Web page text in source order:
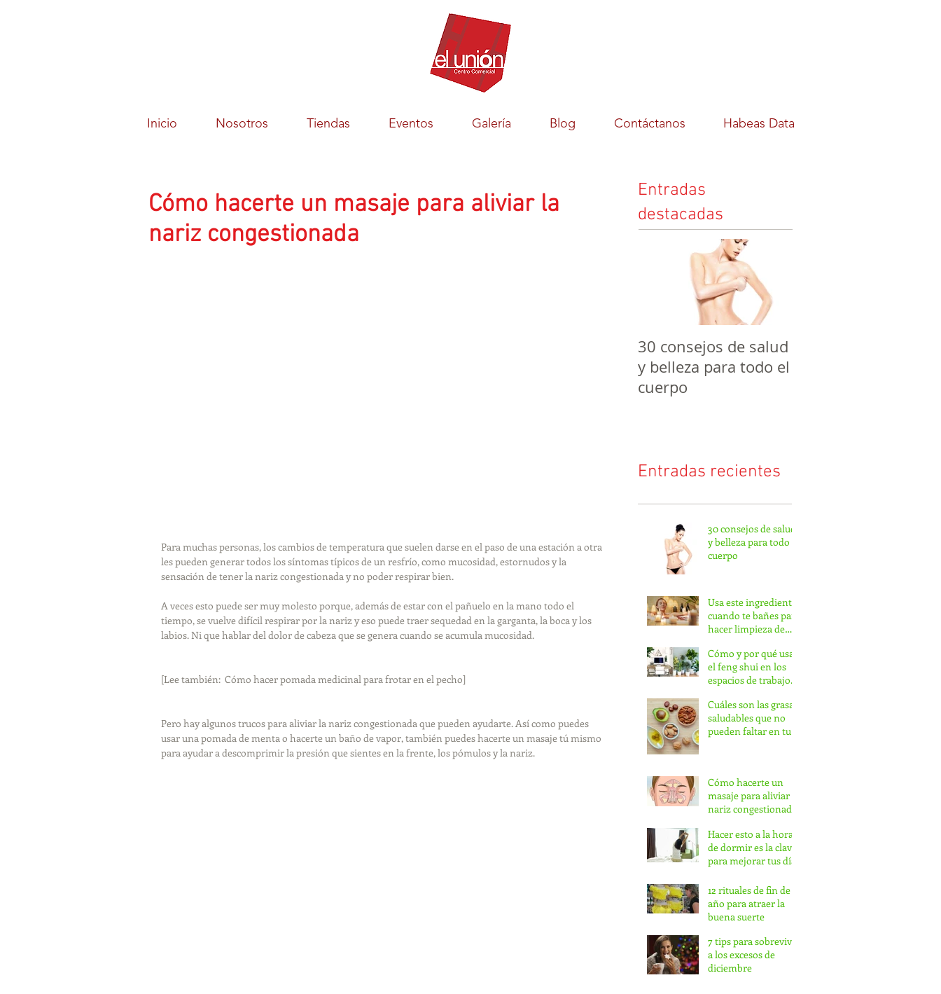
Inicio Nosotros Tiendas Eventos Galería Blog Contáctanos Habeas Data
Cómo hacerte un masaje para aliviar la
nariz congestionada
Para muchas personas, los cambios de temperatura que suelen darse en el paso de una estación a otra
les pueden generar todos los síntomas típicos de un resfrío, como mucosidad, estornudos y la
sensación de tener la nariz congestionada y no poder respirar bien.
A veces esto puede ser muy molesto porque, además de estar con el pañuelo en la mano todo el
tiempo, se vuelve difícil respirar por la nariz y eso puede traer sequedad en la garganta, la boca y los
labios. Ni que hablar del dolor de cabeza que se genera cuando se acumula mucosidad.
[Lee también:  Cómo hacer pomada medicinal para frotar en el pecho]
Pero hay algunos trucos para aliviar la nariz congestionada que pueden ayudarte. Así como puedes
usar una pomada de menta o hacerte un baño de vapor, también puedes hacerte un masaje tú mismo
para ayudar a descomprimir la presión que sientes en la frente, los pómulos y la nariz.
Entradas
destacadas
30 consejos de salud
y belleza para todo el
cuerpo
Entradas recientes
30 consejos de salud
y belleza para todo el
cuerpo
Usa este ingrediente
cuando te bañes para
hacer limpieza de
energías del día
Cómo y por qué usar
el feng shui en los
espacios de trabajo
Cuáles son las grasas
saludables que no
pueden faltar en tu
Cómo hacerte un
masaje para aliviar la
nariz congestionada
Hacer esto a la hora
de dormir es la clave
para mejorar tus días
12 rituales de fin de
año para atraer la
buena suerte
7 tips para sobrevivir
a los excesos de
diciembre